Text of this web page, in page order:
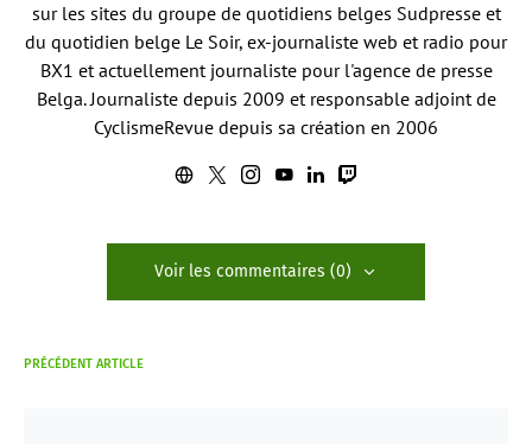
sur les sites du groupe de quotidiens belges Sudpresse et
du quotidien belge Le Soir, ex-journaliste web et radio pour
BX1 et actuellement journaliste pour l'agence de presse
Belga. Journaliste depuis 2009 et responsable adjoint de
CyclismeRevue depuis sa création en 2006
Voir les commentaires (0)
PRÉCÉDENT ARTICLE